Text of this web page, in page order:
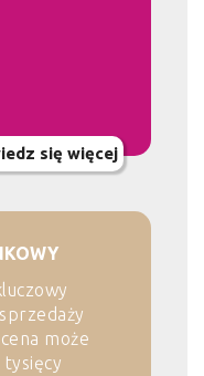
się więcej
może
tysięcy